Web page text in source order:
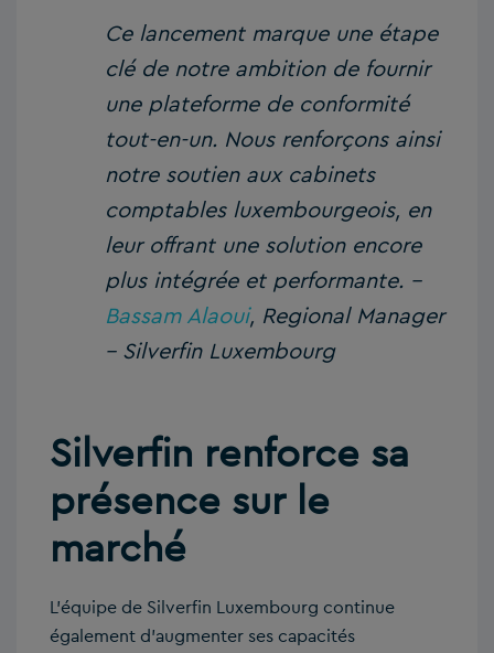
Ce lancement marque une étape
clé de notre ambition de fournir
une plateforme de conformité
tout-en-un. Nous renforçons ainsi
notre soutien aux cabinets
comptables luxembourgeois, en
leur offrant une solution encore
plus intégrée et performante. –
Bassam Alaoui, Regional Manager
– Silverfin Luxembourg
Silverfin renforce sa
présence sur le
marché
L’équipe de Silverfin Luxembourg continue
également d’augmenter ses capacités